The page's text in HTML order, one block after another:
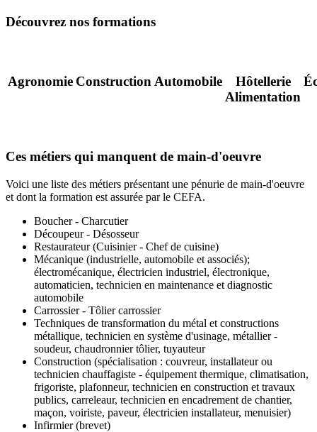
Découvrez nos formations
Agronomie Construction Automobile
Hôtellerie
Alimentation
Ces métiers qui manquent de main-d'oeuvre
Voici une liste des métiers présentant une pénurie de main-d'oeuvre
et dont la formation est assurée par le CEFA.
Boucher - Charcutier
Découpeur - Désosseur
Restaurateur (Cuisinier - Chef de cuisine)
Mécanique (industrielle, automobile et associés);
électromécanique, électricien industriel, électronique,
automaticien, technicien en maintenance et diagnostic
automobile
Carrossier - Tôlier carrossier
Techniques de transformation du métal et constructions
métallique, technicien en système d'usinage, métallier -
soudeur, chaudronnier tôlier, tuyauteur
Construction (spécialisation : couvreur, installateur ou
technicien chauffagiste - équipement thermique, climatisation,
frigoriste, plafonneur, technicien en construction et travaux
publics, carreleaur, technicien en encadrement de chantier,
maçon, voiriste, paveur, électricien installateur, menuisier)
Infirmier (brevet)